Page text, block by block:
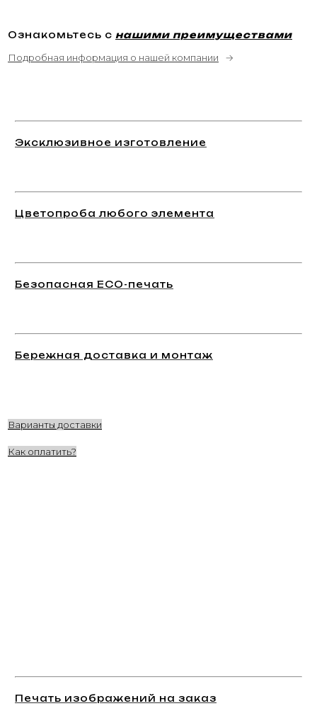
Ознакомьтесь с нашими преимуществами
Подробная информация о нашей компании →
Эксклюзивное изготовление
Цветопроба любого элемента
Безопасная ECO-печать
Бережная доставка и монтаж
Варианты доставки
Как оплатить?
Печать изображений на заказ